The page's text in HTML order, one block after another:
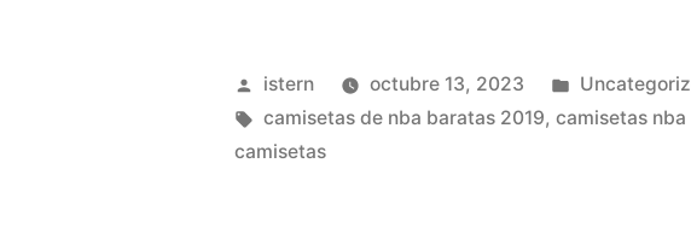
Publicado
por
istern octubre 13, 2023
Publicado
en
Etiquetas:
camisetas de nba baratas 2019,camisetas
camisetas